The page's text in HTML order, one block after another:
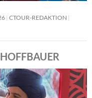
CTOUR-REDAKTION